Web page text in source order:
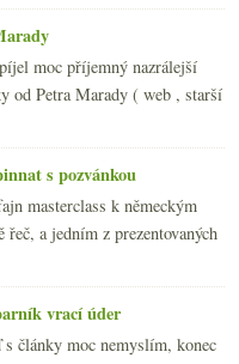
moc příjemný nazrálejší
od Petra Marady ( web , starší
s pozvánkou
masterclass k německým
a jedním z prezentovaných
vrací úder
s články moc nemyslím, konec